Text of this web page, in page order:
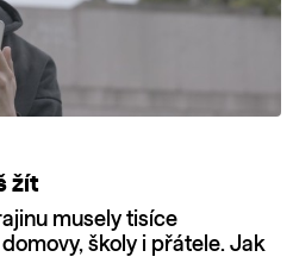
žít
musely tisíce
školy i přátele. Jak